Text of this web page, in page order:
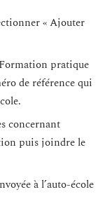
« Ajouter
pratique
de référence qui
concernant
puis joindre le
à l’auto-école